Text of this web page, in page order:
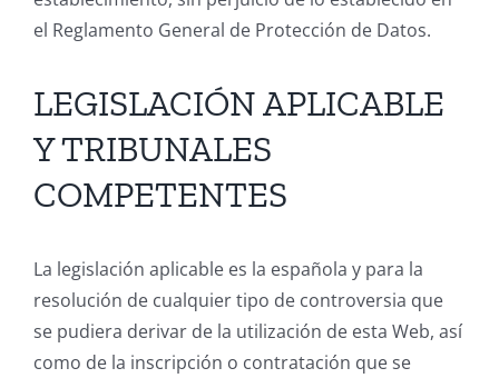
el Reglamento General de Protección de Datos.
LEGISLACIÓN APLICABLE
Y TRIBUNALES
COMPETENTES
La legislación aplicable es la española y para la
resolución de cualquier tipo de controversia que
se pudiera derivar de la utilización de esta Web, así
como de la inscripción o contratación que se